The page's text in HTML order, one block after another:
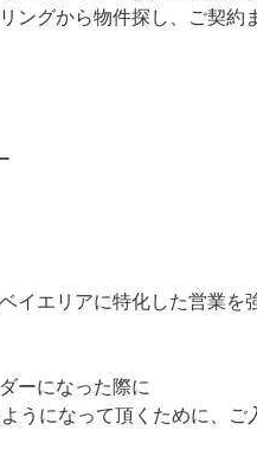
ングから物件探し、ご契約
イエリアに特化した営業
ーになった際に
うになって頂くために、